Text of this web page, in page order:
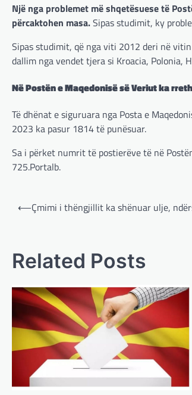
Një nga problemet më shqetësuese të
përcaktohen masa.Sipas studimit, ky
Sipas studimit, që nga viti 2012 deri në
dallim nga vendet tjera si Kroacia, Polonia,
Në Postën e Maqedonisë së Veriut ka
Të dhënat e siguruara nga Posta e
2023 ka pasur 1814 të punësuar.
Sa i përket numrit të postierëve të në
725.Portalb.
Post
⟵Çmimi i thëngjillit ka shënuar ulje,
Related Posts